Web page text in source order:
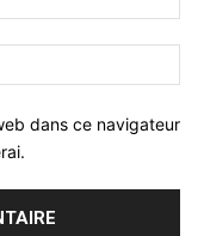
:*
:
dans ce navigateur